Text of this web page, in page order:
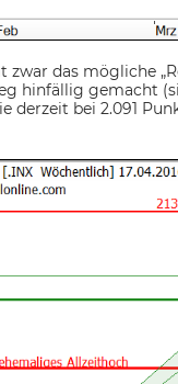
zwar das mögliche
hinfällig gemacht
derzeit bei 2.091